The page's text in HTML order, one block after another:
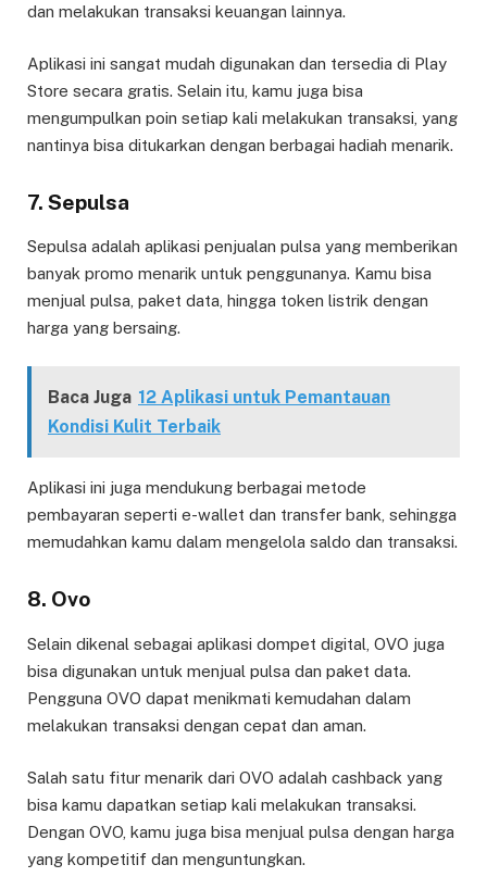
dan melakukan transaksi keuangan lainnya.
Aplikasi ini sangat mudah digunakan dan tersedia di Play
Store secara gratis. Selain itu, kamu juga bisa
mengumpulkan poin setiap kali melakukan transaksi, yang
nantinya bisa ditukarkan dengan berbagai hadiah menarik.
7. Sepulsa
Sepulsa adalah aplikasi penjualan pulsa yang memberikan
banyak promo menarik untuk penggunanya. Kamu bisa
menjual pulsa, paket data, hingga token listrik dengan
harga yang bersaing.
Baca Juga 12 Aplikasi untuk Pemantauan
Kondisi Kulit Terbaik
Aplikasi ini juga mendukung berbagai metode
pembayaran seperti e-wallet dan transfer bank, sehingga
memudahkan kamu dalam mengelola saldo dan transaksi.
8. Ovo
Selain dikenal sebagai aplikasi dompet digital, OVO juga
bisa digunakan untuk menjual pulsa dan paket data.
Pengguna OVO dapat menikmati kemudahan dalam
melakukan transaksi dengan cepat dan aman.
Salah satu fitur menarik dari OVO adalah cashback yang
bisa kamu dapatkan setiap kali melakukan transaksi.
Dengan OVO, kamu juga bisa menjual pulsa dengan harga
yang kompetitif dan menguntungkan.